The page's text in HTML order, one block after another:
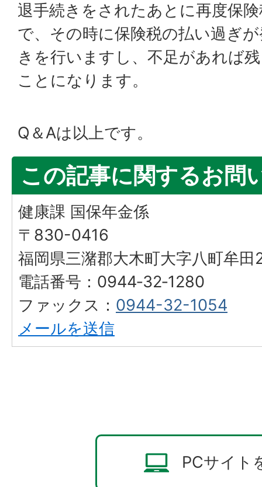
退手続きをされたあとに再度保
で、その時に保険税の払い過ぎ
きを行いますし、不足があれば
ことになります。
Q＆Aは以上です。
この記事に関するお問
健康課 国保年金係
〒830-0416
福岡県三潴郡大木町大字八町牟
電話番号：0944‐32‐1280
ファックス： 0944-32-1054
メールを送信
PCサイト